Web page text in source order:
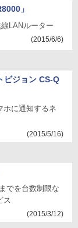
」
LANルーター
(2015/6/6)
ビジョン CS-Q
ホに通知するネ
(2015/5/16)
でを台数制限な
ス
(2015/3/12)